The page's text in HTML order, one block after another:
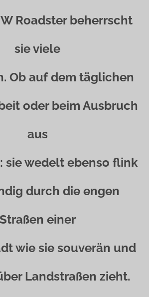
Roadster beherrscht
sie viele
Ob auf dem täglichen
oder beim Ausbruch
aus
sie wedelt ebenso flink
durch die engen
Straßen einer
wie sie souverän und
Landstraßen zieht.